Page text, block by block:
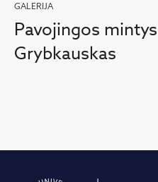
GALERIJA
Pavojingos
Grybkauskas